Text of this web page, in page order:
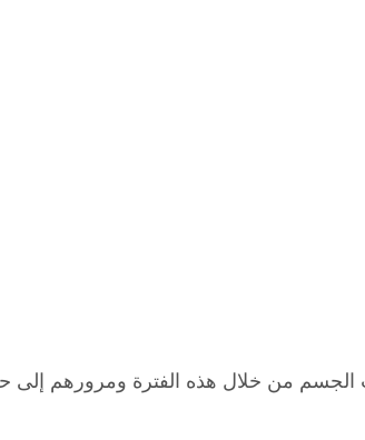
من خلال هذه الفترة ومرورهم إلى